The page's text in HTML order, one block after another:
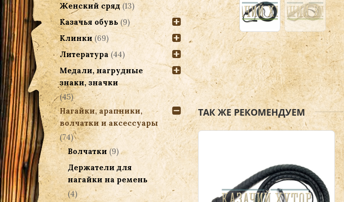
ТАК ЖЕ РЕКОМЕНДУЕМ
Женский сряд (13)
Казачья обувь (9)
Клинки (69)
Литература (44)
Медали, нагрудные
знаки, значки
(45)
Нагайки, арапники,
волчатки и аксессуары
(74)
Волчатки (9)
Держатели для
нагайки на ремень
(4)